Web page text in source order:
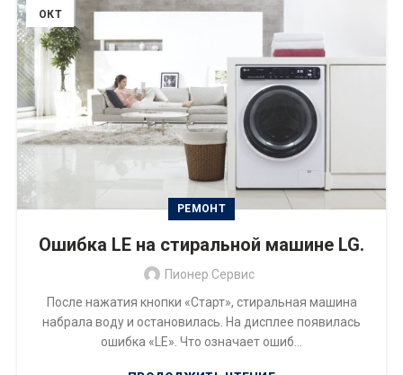
ОКТ
РЕМОНТ
Ошибка LE на стиральной машине LG.
Пионер Сервис
После нажатия кнопки «Старт», стиральная машина
набрала воду и остановилась. На дисплее появилась
ошибка «LE». Что означает ошиб...